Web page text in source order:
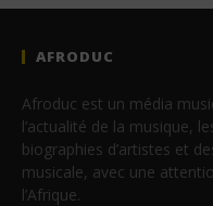
AFRODUC
Afroduc est un média
l’actualité de la musique,
biographies d’artistes et
musicale, avec une
l’Afrique.